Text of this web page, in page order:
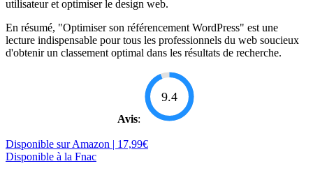
utilisateur et optimiser le design web.
En résumé, "Optimiser son référencement WordPress" est une
lecture indispensable pour tous les professionnels du web soucieux
d'obtenir un classement optimal dans les résultats de recherche.
Avis:
9.4
Disponible sur Amazon | 17,99€
Disponible à la Fnac